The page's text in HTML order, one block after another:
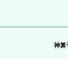
神算